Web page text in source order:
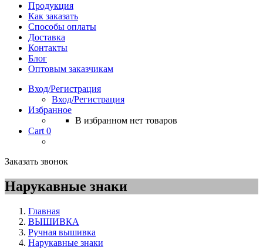
Продукция
Как заказать
Способы оплаты
Доставка
Контакты
Блог
Оптовым заказчикам
Вход/Регистрация
Вход/Регистрация
Избранное
В избранном нет товаров
Cart 0
Заказать звонок
Нарукавные знаки
Главная
ВЫШИВКА
Ручная вышивка
Нарукавные знаки